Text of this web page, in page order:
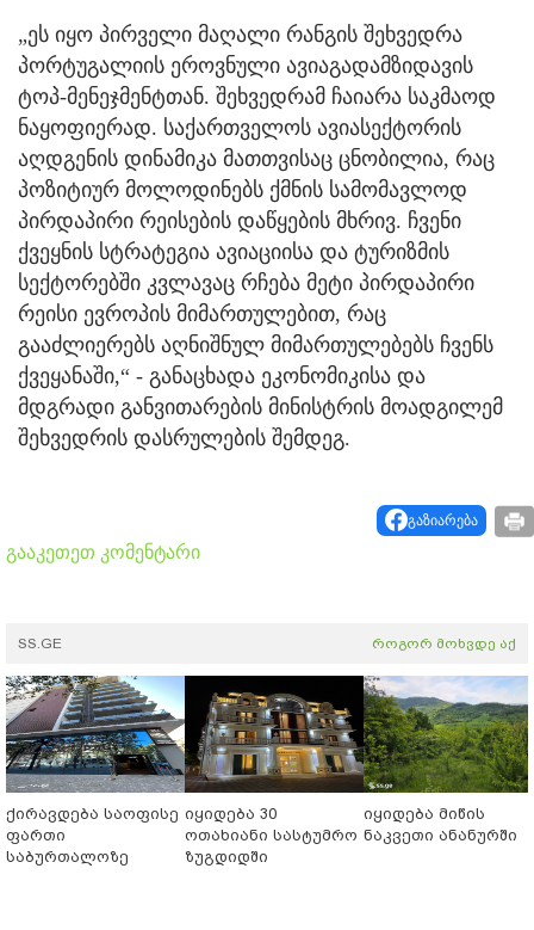
„ეს იყო პირველი მაღალი რანგის შეხვედრა
პორტუგალიის ეროვნული ავიაგადამზიდავის
ტოპ-მენეჯმენტთან. შეხვედრამ ჩაიარა საკმაოდ
ნაყოფიერად. საქართველოს ავიასექტორის
აღდგენის დინამიკა მათთვისაც ცნობილია, რაც
პოზიტიურ მოლოდინებს ქმნის სამომავლოდ
პირდაპირი რეისების დაწყების მხრივ. ჩვენი
ქვეყნის სტრატეგია ავიაციისა და ტურიზმის
სექტორებში კვლავაც რჩება მეტი პირდაპირი
რეისი ევროპის მიმართულებით, რაც
გააძლიერებს აღნიშნულ მიმართულებებს ჩვენს
ქვეყანაში,“ - განაცხადა ეკონომიკისა და
მდგრადი განვითარების მინისტრის მოადგილემ
შეხვედრის დასრულების შემდეგ.
გაზიარება
გააკეთეთ კომენტარი
SS.GE როგორ მოხვდე აქ
ქირავდება საოფისე
ფართი
საბურთალოზე
იყიდება 30
ოთახიანი სასტუმრო
ზუგდიდში
იყიდება მიწის
ნაკვეთი ანანურში